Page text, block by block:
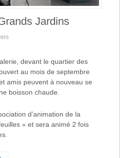
Jardins
devant le quartier des
au mois de septembre
amis peuvent à nouveau se
boisson chaude.
d’animation de la
» et sera animé 2 fois